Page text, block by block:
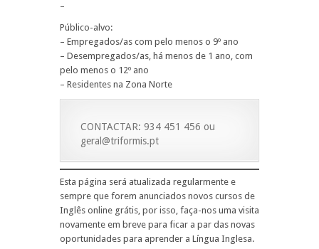
–
Público-alvo:
– Empregados/as com pelo menos o 9º ano
– Desempregados/as, há menos de 1 ano, com
pelo menos o 12º ano
– Residentes na Zona Norte
CONTACTAR: 934 451 456 ou
geral@triformis.pt
Esta página será atualizada regularmente e
sempre que forem anunciados novos cursos de
Inglês online grátis, por isso, faça-nos uma visita
novamente em breve para ficar a par das novas
oportunidades para aprender a Língua Inglesa.